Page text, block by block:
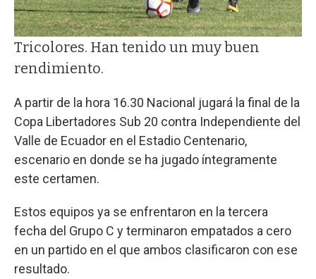
Tricolores. Han tenido un muy buen
rendimiento.
A partir de la hora 16.30 Nacional jugará la final de la
Copa Libertadores Sub 20 contra Independiente del
Valle de Ecuador en el Estadio Centenario,
escenario en donde se ha jugado íntegramente
este certamen.
Estos equipos ya se enfrentaron en la tercera
fecha del Grupo C y terminaron empatados a cero
en un partido en el que ambos clasificaron con ese
resultado.